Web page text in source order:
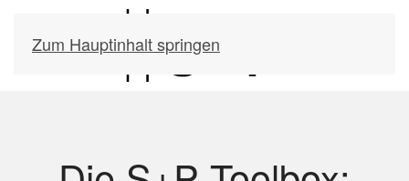
Zum Hauptinhalt springen